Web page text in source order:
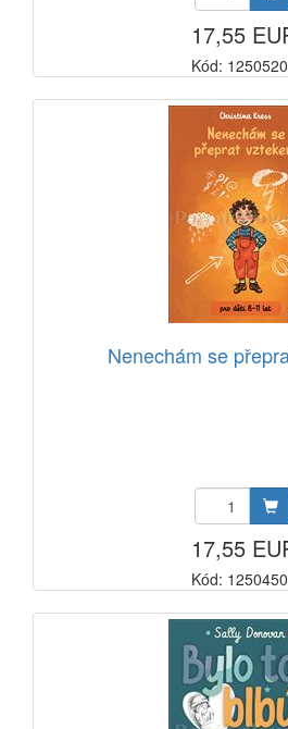
17,55
Kód:
Nenechám se
17,55
Kód: